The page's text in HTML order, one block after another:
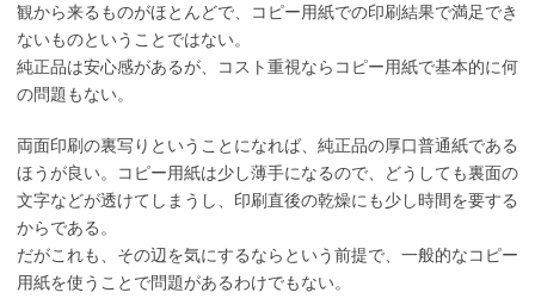
観から来るものがほとんどで、コピー用紙での印刷結果で満足でき
ないものということではない。
純正品は安心感があるが、コスト重視ならコピー用紙で基本的に何
の問題もない。
両面印刷の裏写りということになれば、純正品の厚口普通紙である
ほうが良い。コピー用紙は少し薄手になるので、どうしても裏面の
文字などが透けてしまうし、印刷直後の乾燥にも少し時間を要する
からである。
だがこれも、その辺を気にするならという前提で、一般的なコピー
用紙を使うことで問題があるわけでもない。